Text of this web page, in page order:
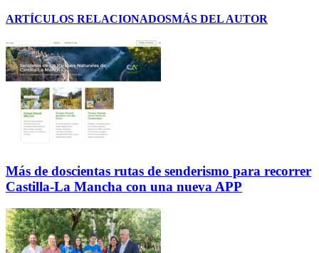
ARTÍCULOS RELACIONADOSMÁS DEL AUTOR
Más de doscientas rutas de senderismo para recorrer
Castilla-La Mancha con una nueva APP